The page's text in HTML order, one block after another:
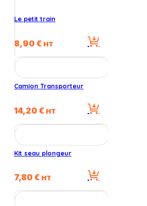
Le petit train
8,90€ HT
Camion Transporteur
14,20€ HT
Kit seau plongeur
7,80€ HT